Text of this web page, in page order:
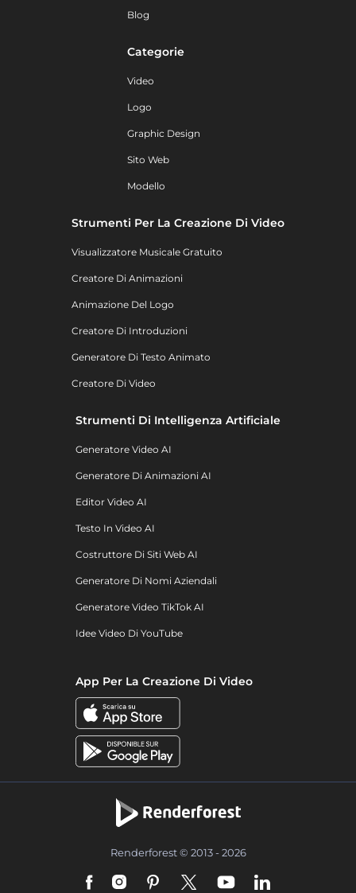
Blog
Categorie
Video
Logo
Graphic Design
Sito Web
Modello
Strumenti Per La Creazione Di Video
Visualizzatore Musicale Gratuito
Creatore Di Animazioni
Animazione Del Logo
Creatore Di Introduzioni
Generatore Di Testo Animato
Creatore Di Video
Strumenti Di Intelligenza Artificiale
Generatore Video AI
Generatore Di Animazioni AI
Editor Video AI
Testo In Video AI
Costruttore Di Siti Web AI
Generatore Di Nomi Aziendali
Generatore Video TikTok AI
Idee Video Di YouTube
App Per La Creazione Di Video
Renderforest © 2013 - 2026